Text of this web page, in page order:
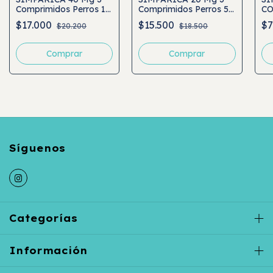
Comprimidos Perros 10
a 20 Kg
$17.000 $20.200
Comprimidos Perros 5
a 10 Kg
$15.500 $18.500
Categorías
Información